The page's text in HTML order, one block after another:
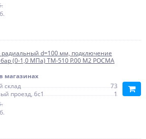
d=100 мм, подключение
бар (0-1,0 МПа) ТМ-510 P.00 М2 РОСМА
магазинах
склад
73
проезд, 6с1
1